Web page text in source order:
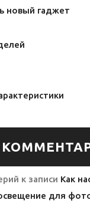
новый гаджет
к записи Как
для